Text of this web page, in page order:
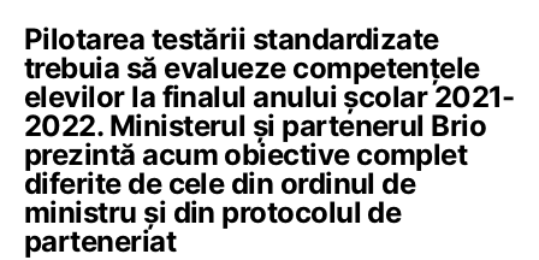
Pilotarea testării standardizate
trebuia să evalueze competențele
elevilor la finalul anului școlar 2021-
2022. Ministerul și partenerul Brio
prezintă acum obiective complet
diferite de cele din ordinul de
ministru și din protocolul de
parteneriat